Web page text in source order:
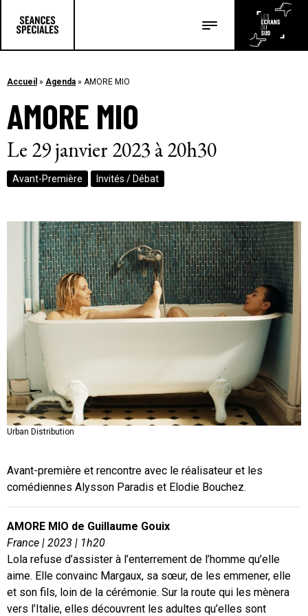
Les articles
Accueil » Agenda » AMORE MIO
AMORE MIO
Le 29 janvier 2023 à 20h30
Avant-Première Invités / Débat
Urban Distribution
Urban Distribution
Urban Distribution
Avant-première et rencontre avec le réalisateur et les
comédiennes Alysson Paradis et Elodie Bouchez.
AMORE MIO de Guillaume Gouix
France | 2023 | 1h20
Lola refuse d’assister à l’enterrement de l’homme qu’elle
aime. Elle convainc Margaux, sa sœur, de les emmener, elle
et son fils, loin de la cérémonie. Sur la route qui les mènera
vers l’Italie, elles découvrent les adultes qu’elles sont